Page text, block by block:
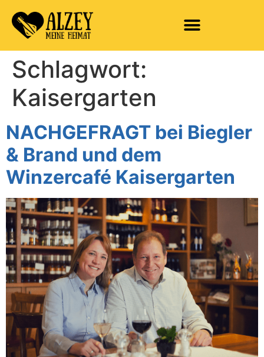
Schlagwort:
Kaisergarten
NACHGEFRAGT bei Biegler
& Brand und dem
Winzercafé Kaisergarten